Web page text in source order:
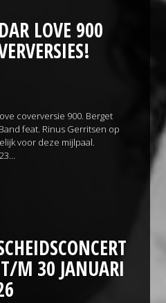
LOVE 900
coverversie 900. Berget
feat. Rinus Gerritsen op
voor deze mijlpaal.
M 30 JANUARI